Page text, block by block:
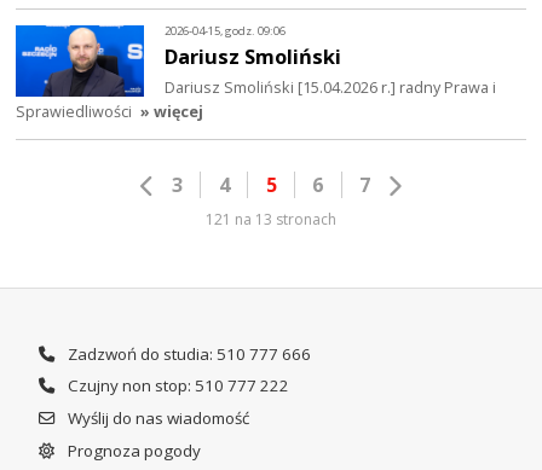
2026-04-15, godz. 09:06
Dariusz Smoliński
Dariusz Smoliński [15.04.2026 r.] radny Prawa i
Sprawiedliwości » więcej
3 4 5 6 7
121 na 13 stronach
Zadzwoń do studia: 510 777 666
Czujny non stop: 510 777 222
Wyślij do nas wiadomość
Prognoza pogody